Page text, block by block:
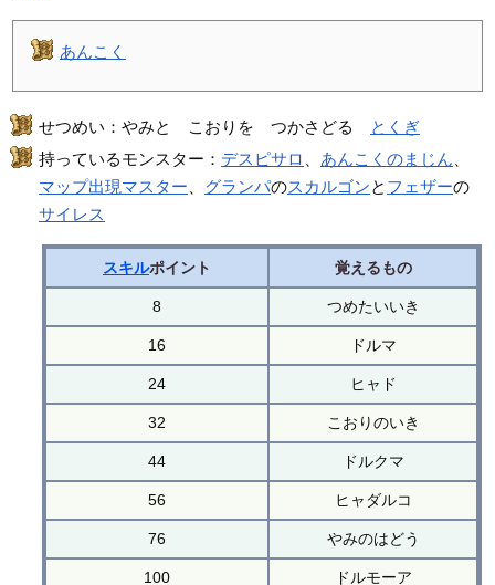
あんこく
せつめい：やみと こおりを つかさどる
とくぎ
持っているモンスター： デスピサロ あんこくのまじん
マップ出現マスター
グランパのスカルゴンと フェザーの
サイレス
スキルポイント 覚えるもの
8 つめたいいき
16 ドルマ
24 ヒャド
32 こおりのいき
44 ドルクマ
56 ヒャダルコ
76 やみのはどう
100 ドルモーア